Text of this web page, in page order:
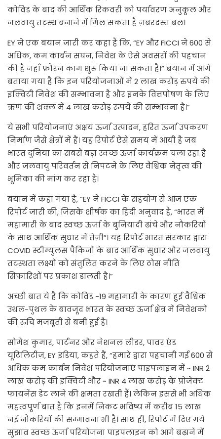
कोविड के बाद की आर्थिक रिकवरी को पर्यावरण अनुकूल और
जलवायु तटस्थ बनाने में मिल सकता है ज़बरदस्त बल।
EY ने एक बयान जारी कर कहा है कि, “EY और FICCI ने 600 से
अधिक, कम कार्बन सघन, निवेश के ऐसे अवसरों की पहचान
की है जहाँ फ़ौरन काम शुरू किया जा सकता है।” बयान में आगे
बताया गया है कि इन परियोजनाओं में 2 लाख करोड़ रुपये की
इक्विटी निवेश की सम्भावना है और इनके वित्तपोषण के लिए
ऋण की शक्ल में 4 लाख करोड़ रुपये की सम्भावना है।”
ये सभी परियोजनाएं अक्षय ऊर्जा उत्पादन, हरित ऊर्जा उपकरण
निर्माण जैसे क्षेत्रों में हैं। यह रिपोर्ट ऐसे समय में आयी है जब
भारत दुनिया का सबसे बड़ा स्वच्छ ऊर्जा कार्यक्रम चला रहा है
और जलवायु परिवर्तन से निपटने के लिए वैश्विक नेतृत्व की
भूमिका की मांग कर रहा है।
बयान में कहा गया है, “EY ने FICCI के सहयोग से आज एक
रिपोर्ट जारी की, जिसके शीर्षक का हिंदी अनुवाद है, “भारत में
महामारी के बाद स्वच्छ ऊर्जा के बुनियादी ढांचे और नौकरियों
के साथ आर्थिक सुधार में तेज़ी”। यह रिपोर्ट भारत सरकार द्वारा
COVID स्टीम्युलस पैकिजों के बाद आर्थिक सुधार और जलवायु
तटस्थता लक्ष्यों को संतुलित करने के लिए ठोस नीति
सिफारिशों पर प्रकाश डालती है।”
अच्छी बात ये है कि कोविड -19 महामारी के कारण हुई वैश्विक
उथल-पुथल के बावजूद भारत के स्वच्छ ऊर्जा क्षेत्र में निवेशकों
की रुचि मजबूती से बनी हुई है।
सोमेश कुमार, पार्टनर और नेशनल लीडर, पावर एंड
यूटिलिटीज़, EY इंडिया, कहते हैं, “हमारे द्वारा पहचानी गई 600 से
अधिक कम कार्बन निवेश परियोजनाएं पाइपलाइन में ~ INR 2
लाख करोड़ की इक्विटी और ~ INR 4 लाख करोड़ के प्रोजेक्ट
फायनेंस डेट लाने की क्षमता रखती हैं। लेकिन इससे भी अधिक
महत्वपूर्ण बात है कि इनमें निकट भविष्य में करीब 15 लाख
नई नौकरियों की सम्भावना भी है। साथ ही, रिपोर्ट में दिए गये
सुझाव स्वच्छ ऊर्जा परियोजना पाइपलाइन को आगे बढ़ाने में